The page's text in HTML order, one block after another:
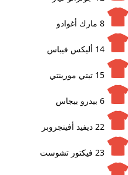
8 مارك أغوادو
14 أليكس فيباس
15 تيتي مورينتي
6 بيدرو بيجاس
22 ديفيد أفينجروبر
23 فيكتور تشوست